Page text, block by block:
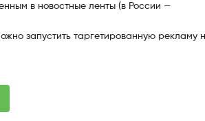
в новостные ленты (в России —
запустить таргетированную рекламу